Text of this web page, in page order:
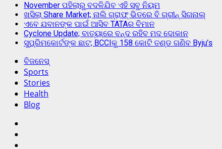
November ପହିଲାରୁ ବଦଳିଯିବ ଏହି ସବୁ ନିୟମ
ଖସିଲା Share Market; ନାଲି ଗ୍ରାଫ୍ ଭିତରେ ବି ଗ୍ରୀନ୍ ସିଗନାଲ୍
ଏବେ ଯବାନଙ୍କ ପାଇଁ ଆସିବ TATAର ବିମାନ
Cyclone Update; ବାତ୍ୟାରେ ବନ୍ଦ ରହିବ ମଦ ଦୋକାନ
ସୁପ୍ରିମକୋର୍ଟଙ୍କ ଛାଟ; BCCIକୁ 158 କୋଟି ତଣ୍ଡ ଗଣିବ Byju’s
ବିଜନେସ୍
Sports
Stories
Health
Blog